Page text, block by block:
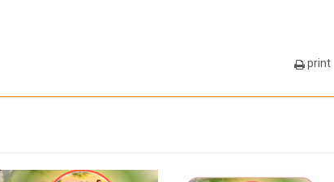
print